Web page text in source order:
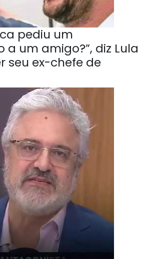
pediu um
a um amigo?”, diz Lula
seu ex-chefe de